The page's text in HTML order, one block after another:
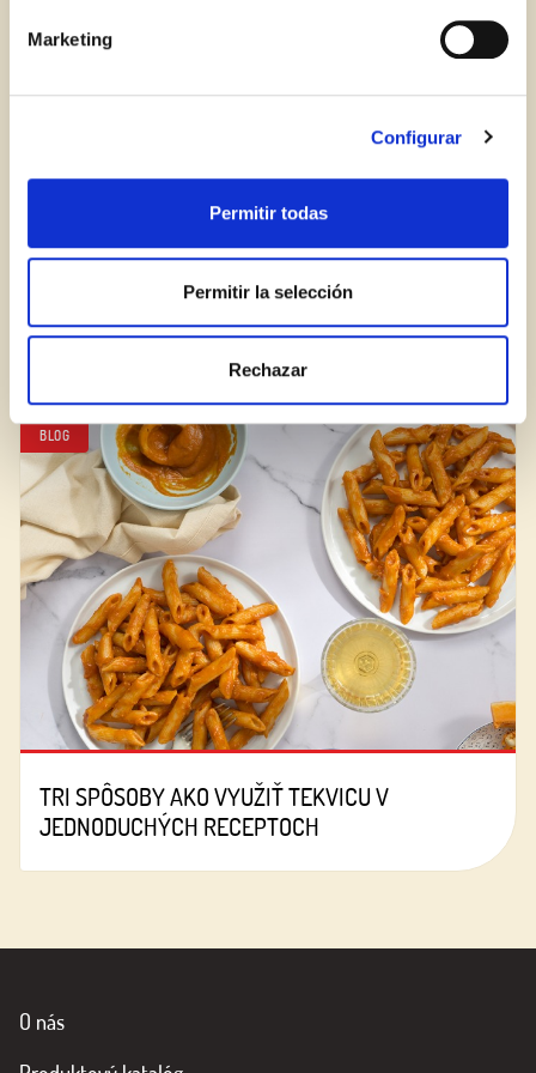
Marketing
Configurar
Permitir todas
Permitir la selección
Rechazar
SUPERBRANDS UŽ DESIATÝ KRÁT
BLOG
TRI SPÔSOBY AKO VYUŽIŤ TEKVICU V
JEDNODUCHÝCH RECEPTOCH
O nás